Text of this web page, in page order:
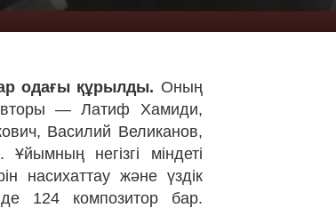
одағы құрылды. Оның
— Латиф Хамиди,
Василий Великанов,
негізгі міндеті
насихаттау және үздік
124 композитор бар.